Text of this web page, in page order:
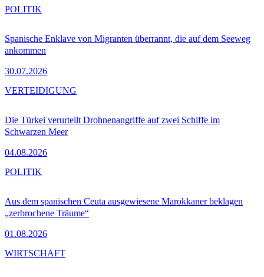
Spanische Enklave von Migranten überrannt, die auf dem Seeweg
ankommen
30.07.2026
POLITIK
Die Türkei verurteilt Drohnenangriffe auf zwei Schiffe im
Schwarzen Meer
04.08.2026
VERTEIDIGUNG
Aus dem spanischen Ceuta ausgewiesene Marokkaner beklagen
„zerbrochene Träume“
01.08.2026
POLITIK
WIRTSCHAFT